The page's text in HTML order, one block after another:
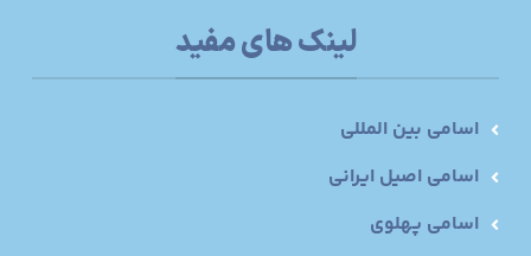
لینک های مفید
اسامی بین المللی
اسامی اصیل ایرانی
اسامی پهلوی